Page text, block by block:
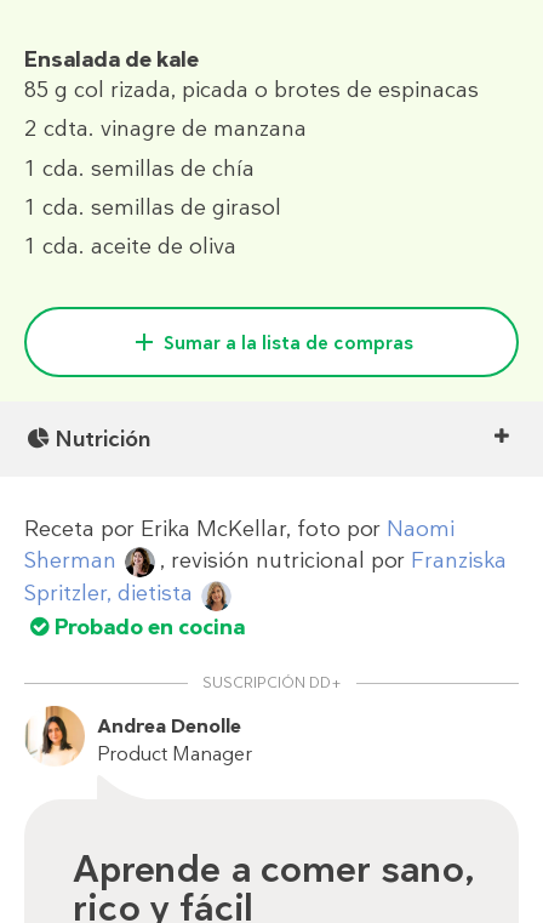
Ensalada de kale
85 g col rizada, picada o brotes de espinacas
2 cdta. vinagre de manzana
1 cda. semillas de chía
1 cda. semillas de girasol
1 cda. aceite de oliva
Sumar a la lista de compras
Nutrición
Receta por Erika McKellar, foto por Naomi
Sherman
, revisión nutricional por Franziska
Spritzler, dietista
Probado en cocina
SUSCRIPCIÓN DD+
Andrea Denolle
Product Manager
Aprende a comer sano,
rico y fácil